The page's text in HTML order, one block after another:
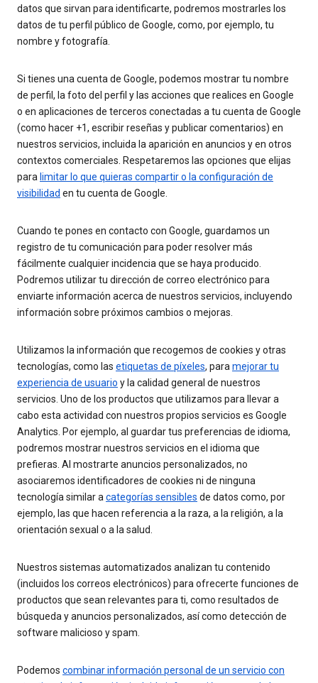
datos que sirvan para identificarte, podremos mostrarles los
datos de tu perfil público de Google, como, por ejemplo, tu
nombre y fotografía.
Si tienes una cuenta de Google, podemos mostrar tu nombre
de perfil, la foto del perfil y las acciones que realices en Google
o en aplicaciones de terceros conectadas a tu cuenta de Google
(como hacer +1, escribir reseñas y publicar comentarios) en
nuestros servicios, incluida la aparición en anuncios y en otros
contextos comerciales. Respetaremos las opciones que elijas
para limitar lo que quieras compartir o la configuración de
visibilidad en tu cuenta de Google.
Cuando te pones en contacto con Google, guardamos un
registro de tu comunicación para poder resolver más
fácilmente cualquier incidencia que se haya producido.
Podremos utilizar tu dirección de correo electrónico para
enviarte información acerca de nuestros servicios, incluyendo
información sobre próximos cambios o mejoras.
Utilizamos la información que recogemos de cookies y otras
tecnologías, como las etiquetas de píxeles, paramejorar tu
experiencia de usuario y la calidad general de nuestros
servicios. Uno de los productos que utilizamos para llevar a
cabo esta actividad con nuestros propios servicios es Google
Analytics. Por ejemplo, al guardar tus preferencias de idioma,
podremos mostrar nuestros servicios en el idioma que
prefieras. Al mostrarte anuncios personalizados, no
asociaremos identificadores de cookies ni de ninguna
tecnología similar acategorías sensibles de datos como, por
ejemplo, las que hacen referencia a la raza, a la religión, a la
orientación sexual o a la salud.
Nuestros sistemas automatizados analizan tu contenido
(incluidos los correos electrónicos) para ofrecerte funciones de
productos que sean relevantes para ti, como resultados de
búsqueda y anuncios personalizados, así como detección de
software malicioso y spam.
Podemos combinar información personal de un servicio con